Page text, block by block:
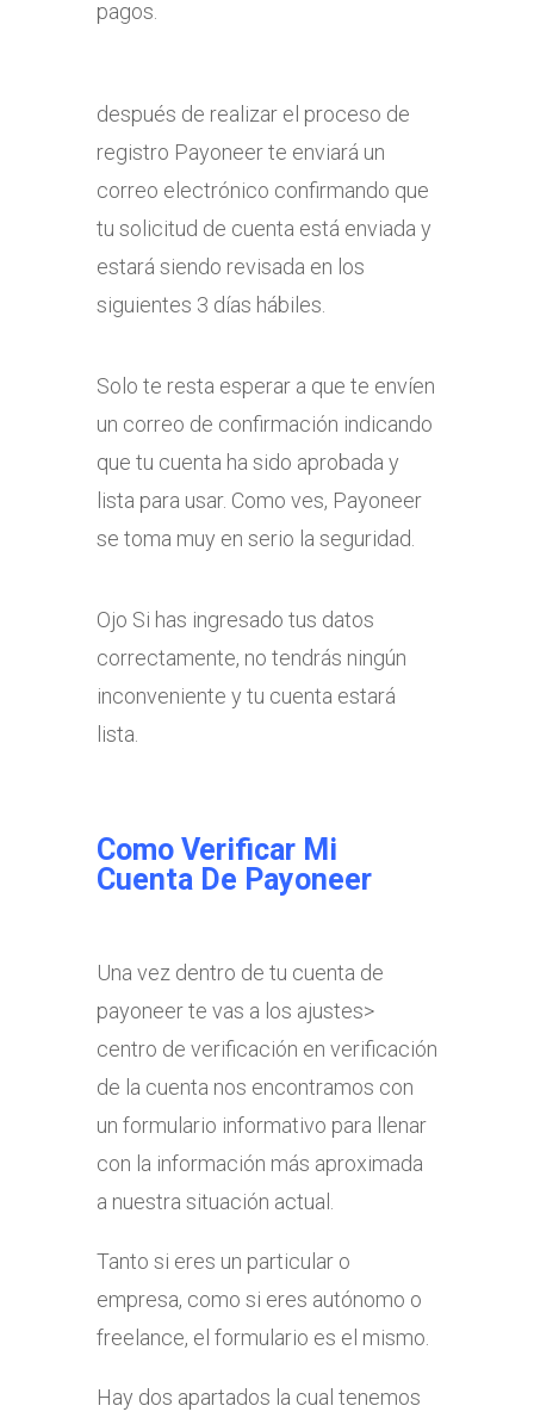
pagos.
después de realizar el proceso de
registro Payoneer te enviará un
correo electrónico confirmando que
tu solicitud de cuenta está enviada y
estará siendo revisada en los
siguientes 3 días hábiles.
Solo te resta esperar a que te envíen
un correo de confirmación indicando
que tu cuenta ha sido aprobada y
lista para usar. Como ves, Payoneer
se toma muy en serio la seguridad.
Ojo Si has ingresado tus datos
correctamente, no tendrás ningún
inconveniente y tu cuenta estará
lista.
Como Verificar Mi
Cuenta De Payoneer
Una vez dentro de tu cuenta de
payoneer te vas a los ajustes>
centro de verificación en verificación
de la cuenta nos encontramos con
un formulario informativo para llenar
con la información más aproximada
a nuestra situación actual.
Tanto si eres un particular o
empresa, como si eres autónomo o
freelance, el formulario es el mismo.
Hay dos apartados la cual tenemos